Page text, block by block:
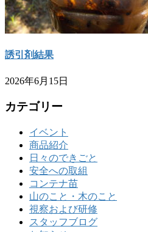
誘引剤結果
2026年6月15日
カテゴリー
イベント
商品紹介
日々のできごと
安全への取組
コンテナ苗
山のこと・木のこと
視察および研修
スタッフブログ